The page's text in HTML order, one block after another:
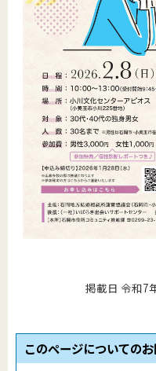
掲載日 令和7
このページについての